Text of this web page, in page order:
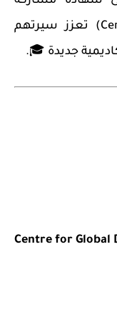
تعزز سيرتهم
جديدة 🎓.
Centre for Global